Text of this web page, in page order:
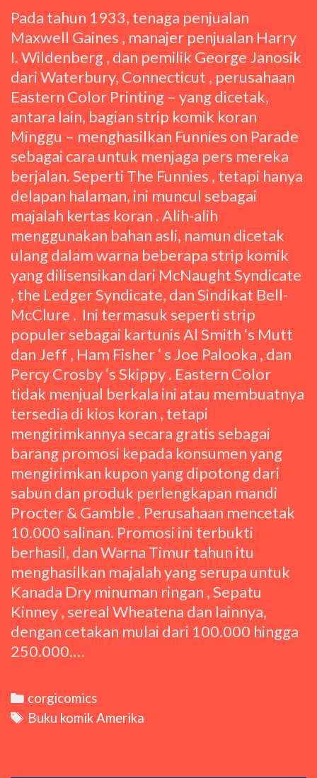
Pada tahun 1933, tenaga penjualan
Maxwell Gaines , manajer penjualan Harry
I. Wildenberg , dan pemilik George Janosik
dari Waterbury, Connecticut , perusahaan
Eastern Color Printing – yang dicetak,
antara lain, bagian strip komik koran
Minggu – menghasilkan Funnies on Parade
sebagai cara untuk menjaga pers mereka
berjalan. Seperti The Funnies , tetapi hanya
delapan halaman, ini muncul sebagai
majalah kertas koran . Alih-alih
menggunakan bahan asli, namun dicetak
ulang dalam warna beberapa strip komik
yang dilisensikan dari McNaught Syndicate
, the Ledger Syndicate, dan Sindikat Bell-
McClure . Ini termasuk seperti strip
populer sebagai kartunis Al Smith ‘s Mutt
dan Jeff , Ham Fisher ‘ s Joe Palooka , dan
Percy Crosby ‘s Skippy . Eastern Color
tidak menjual berkala ini atau membuatnya
tersedia di kios koran , tetapi
mengirimkannya secara gratis sebagai
barang promosi kepada konsumen yang
mengirimkan kupon yang dipotong dari
sabun dan produk perlengkapan mandi
Procter & Gamble . Perusahaan mencetak
10.000 salinan. Promosi ini terbukti
berhasil, dan Warna Timur tahun itu
menghasilkan majalah yang serupa untuk
Kanada Dry minuman ringan , Sepatu
Kinney , sereal Wheatena dan lainnya,
dengan cetakan mulai dari 100.000 hingga
250.000.…
Categories
corgicomics
Tags
Buku komik Amerika